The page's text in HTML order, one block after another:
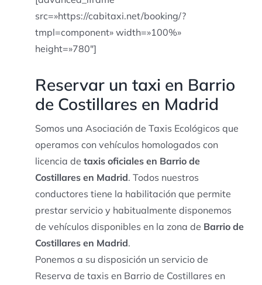
src=»https://cabitaxi.net/booking/?
tmpl=component» width=»100%»
height=»780″]
Reservar un taxi en Barrio
de Costillares en Madrid
Somos una Asociación de Taxis Ecológicos que
operamos con vehículos homologados con
licencia de taxis oficiales en Barrio de
Costillares en Madrid. Todos nuestros
conductores tiene la habilitación que permite
prestar servicio y habitualmente disponemos
de vehículos disponibles en la zona de Barrio de
Costillares en Madrid.
Ponemos a su disposición un servicio de
Reserva de taxis en Barrio de Costillares en